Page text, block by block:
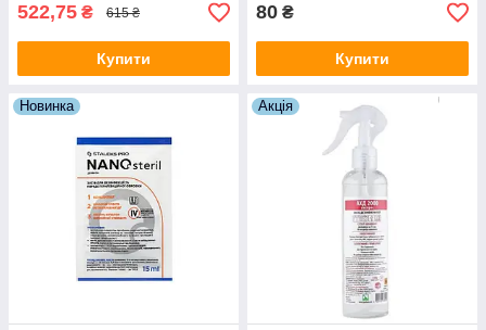
522,75 ₴ 615 ₴
Купити
80 ₴
Купити
Новинка Акція